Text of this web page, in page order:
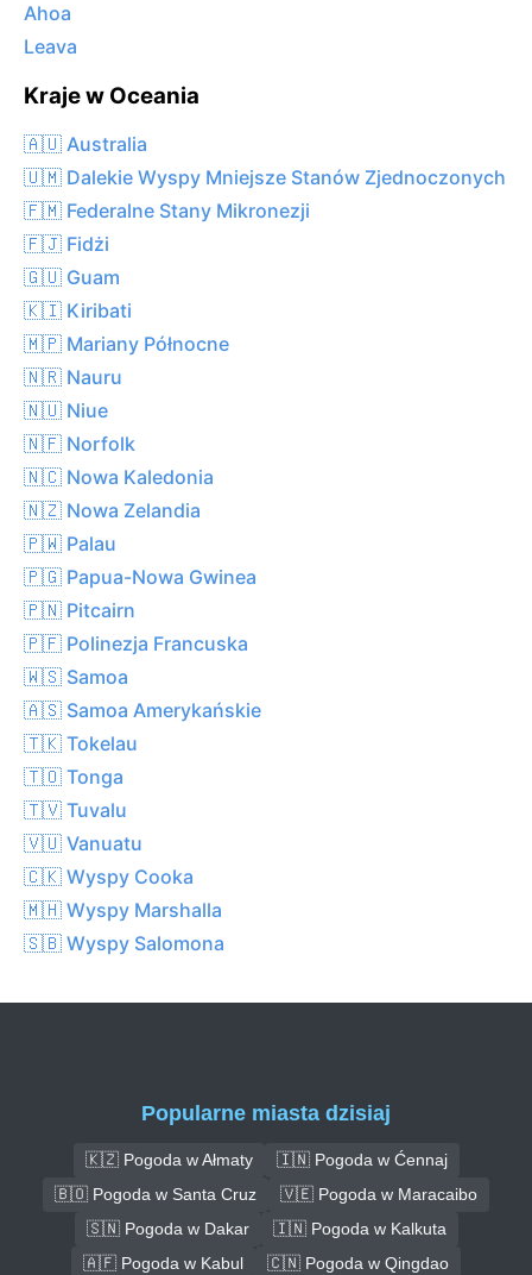
Ahoa
Leava
Kraje w Oceania
🇦🇺 Australia
🇺🇲 Dalekie Wyspy Mniejsze Stanów Zjednoczonych
🇫🇲 Federalne Stany Mikronezji
🇫🇯 Fidżi
🇬🇺 Guam
🇰🇮 Kiribati
🇲🇵 Mariany Północne
🇳🇷 Nauru
🇳🇺 Niue
🇳🇫 Norfolk
🇳🇨 Nowa Kaledonia
🇳🇿 Nowa Zelandia
🇵🇼 Palau
🇵🇬 Papua-Nowa Gwinea
🇵🇳 Pitcairn
🇵🇫 Polinezja Francuska
🇼🇸 Samoa
🇦🇸 Samoa Amerykańskie
🇹🇰 Tokelau
🇹🇴 Tonga
🇹🇻 Tuvalu
🇻🇺 Vanuatu
🇨🇰 Wyspy Cooka
🇲🇭 Wyspy Marshalla
🇸🇧 Wyspy Salomona
Popularne miasta dzisiaj
🇰🇿 Pogoda w Ałmaty
🇮🇳 Pogoda w Ćennaj
🇧🇴 Pogoda w Santa Cruz
🇻🇪 Pogoda w Maracaibo
🇸🇳 Pogoda w Dakar
🇮🇳 Pogoda w Kalkuta
🇦🇫 Pogoda w Kabul
🇨🇳 Pogoda w Qingdao